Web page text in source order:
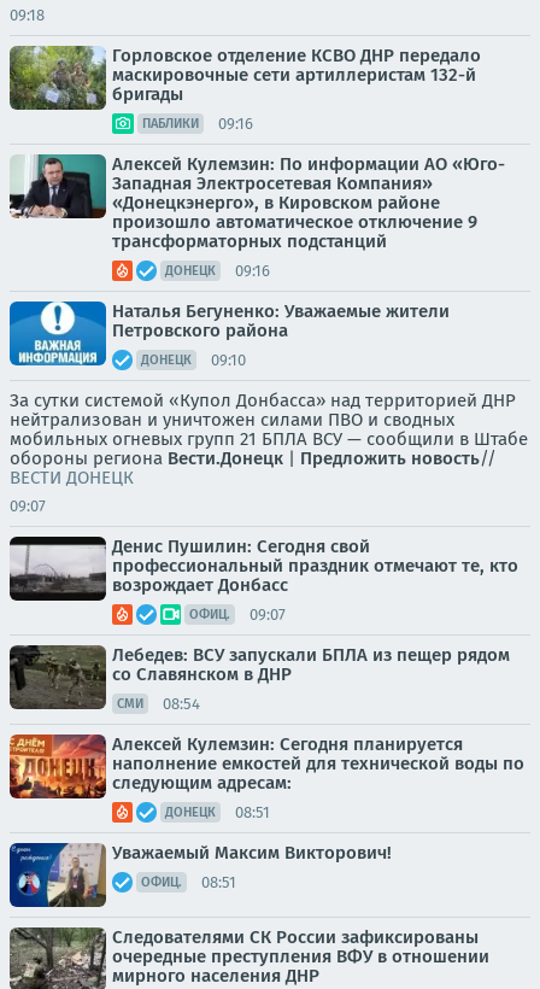
09:18
Горловское отделение КСВО ДНР передало
маскировочные сети артиллеристам 132-й
бригады
ПАБЛИКИ 09:16
Алексей Кулемзин: По информации АО «Юго-
Западная Электросетевая Компания»
«Донецкэнерго», в Кировском районе
произошло автоматическое отключение 9
трансформаторных подстанций
ДОНЕЦК 09:16
Наталья Бегуненко: Уважаемые жители
Петровского района
ДОНЕЦК 09:10
За сутки системой «Купол Донбасса» над территорией ДНР
нейтрализован и уничтожен силами ПВО и сводных
мобильных огневых групп 21 БПЛА ВСУ — сообщили в Штабе
обороны региона Вести.Донецк | Предложить новость//
ВЕСТИ ДОНЕЦК
09:07
Денис Пушилин: Сегодня свой
профессиональный праздник отмечают те, кто
возрождает Донбасс
ОФИЦ. 09:07
Лебедев: ВСУ запускали БПЛА из пещер рядом
со Славянском в ДНР
СМИ 08:54
Алексей Кулемзин: Сегодня планируется
наполнение емкостей для технической воды по
следующим адресам:
ДОНЕЦК 08:51
Уважаемый Максим Викторович!
ОФИЦ. 08:51
Следователями СК России зафиксированы
очередные преступления ВФУ в отношении
мирного населения ДНР